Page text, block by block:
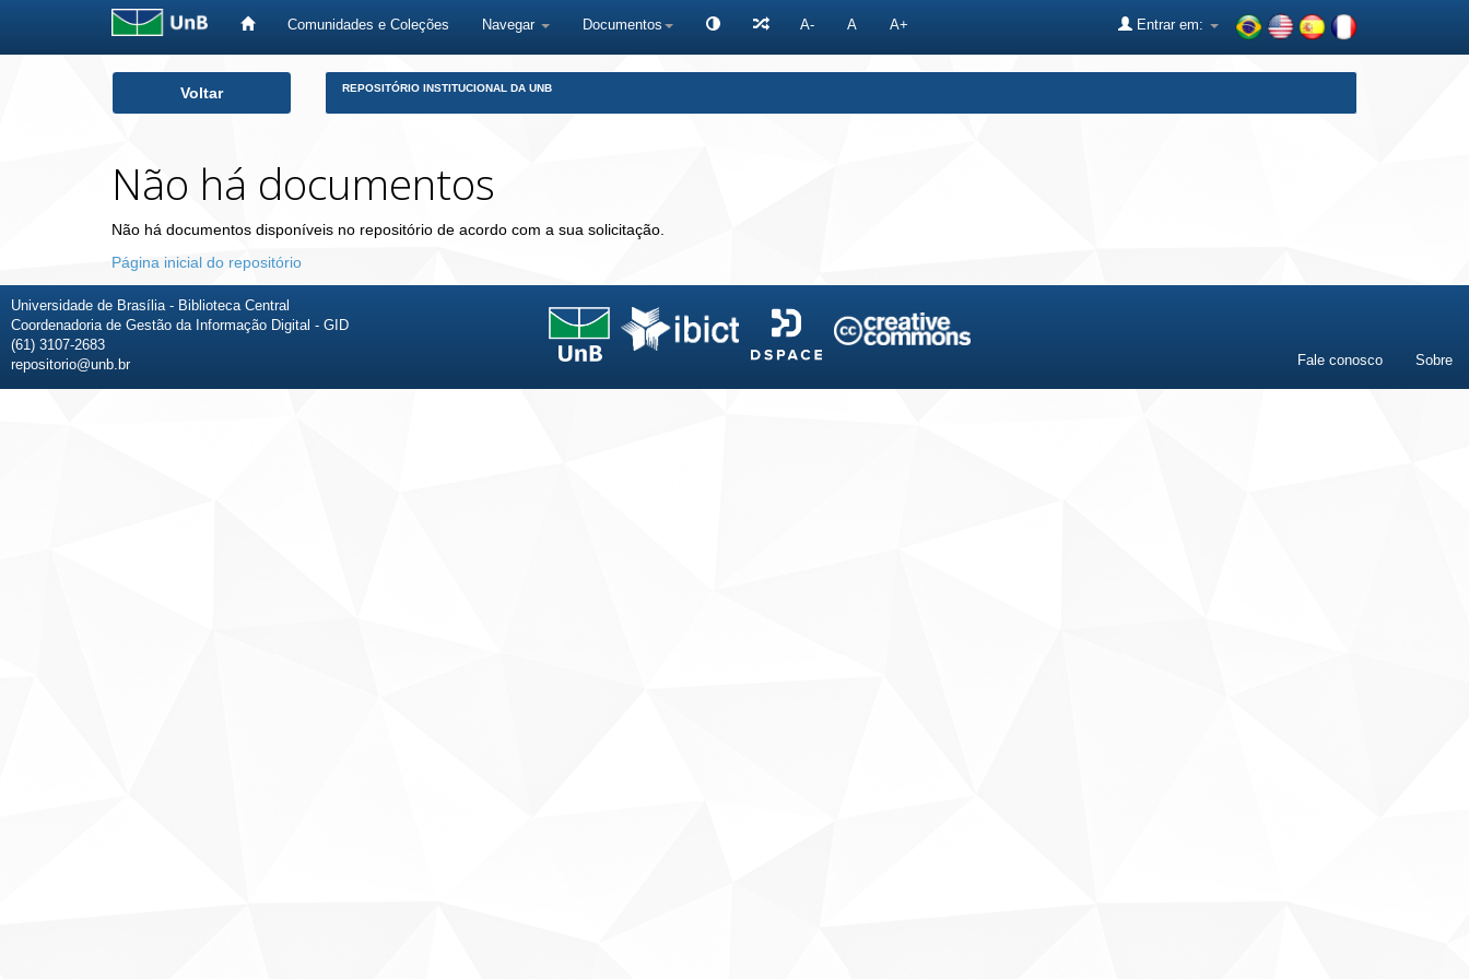
Comunidades e Coleções Navegar Documentos A- A A+ Entrar em:
Voltar REPOSITÓRIO INSTITUCIONAL DA UNB
Não há documentos
Não há documentos disponíveis no repositório de acordo com a sua solicitação.
Página inicial do repositório
Universidade de Brasília - Biblioteca Central
Coordenadoria de Gestão da Informação Digital - GID
(61) 3107-2683
repositorio@unb.br
Fale conosco Sobre